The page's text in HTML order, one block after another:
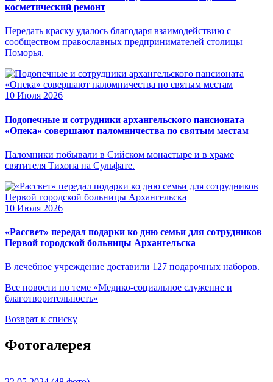
косметический ремонт
Передать краску удалось благодаря взаимодействию с
сообществом православных предпринимателей столицы
Поморья.
10 Июля 2026
Подопечные и сотрудники архангельского пансионата
«Опека» совершают паломничества по святым местам
Паломники побывали в Сийском монастыре и в храме
святителя Тихона на Сульфате.
10 Июля 2026
«Рассвет» передал подарки ко дню семьи для сотрудников
Первой городской больницы Архангельска
В лечебное учреждение доставили 127 подарочных наборов.
Все новости по теме «Медико-социальное служение и
благотворительность»
Возврат к списку
Фотогалерея